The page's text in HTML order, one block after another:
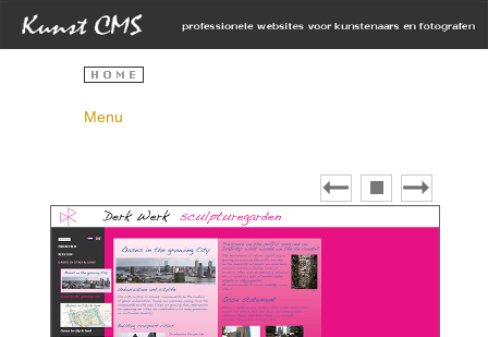
Menu